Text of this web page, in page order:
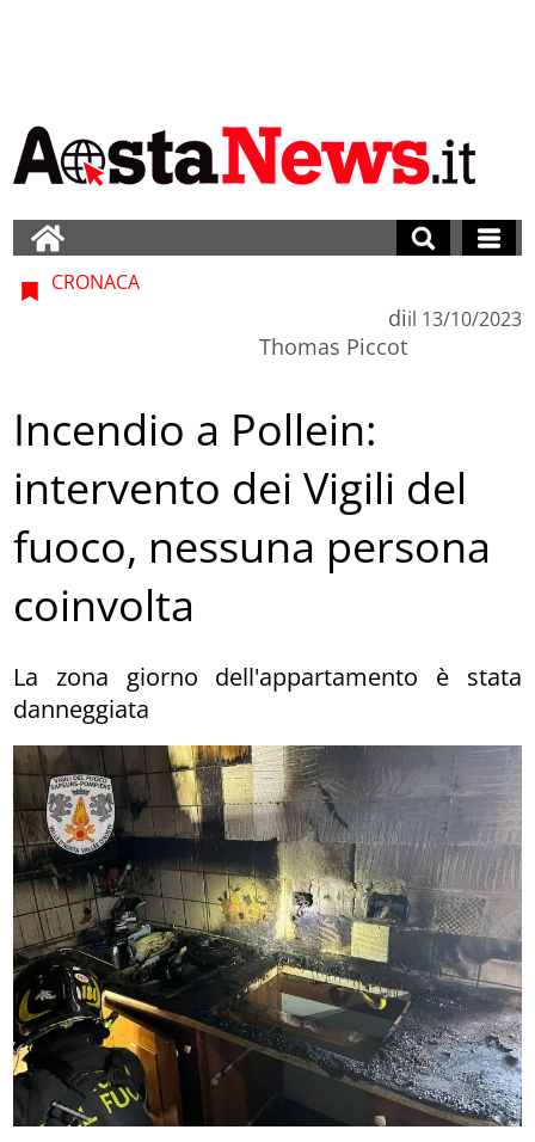
CRONACA
di
Thomas Piccot
il 13/10/2023
Incendio a Pollein:
intervento dei Vigili del
fuoco, nessuna persona
coinvolta
La zona giorno dell'appartamento è stata
danneggiata